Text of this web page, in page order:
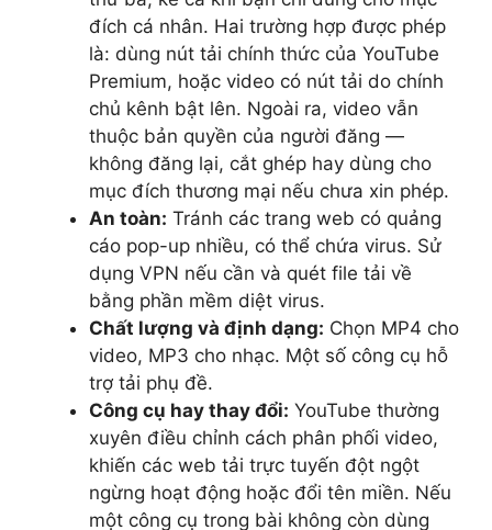
đích cá nhân. Hai trường hợp được phép
là: dùng nút tải chính thức của YouTube
Premium, hoặc video có nút tải do chính
chủ kênh bật lên. Ngoài ra, video vẫn
thuộc bản quyền của người đăng —
không đăng lại, cắt ghép hay dùng cho
mục đích thương mại nếu chưa xin phép.
An toàn: Tránh các trang web có quảng
cáo pop-up nhiều, có thể chứa virus. Sử
dụng VPN nếu cần và quét file tải về
bằng phần mềm diệt virus.
Chất lượng và định dạng: Chọn MP4 cho
video, MP3 cho nhạc. Một số công cụ hỗ
trợ tải phụ đề.
Công cụ hay thay đổi: YouTube thường
xuyên điều chỉnh cách phân phối video,
khiến các web tải trực tuyến đột ngột
ngừng hoạt động hoặc đổi tên miền. Nếu
một công cụ trong bài không còn dùng